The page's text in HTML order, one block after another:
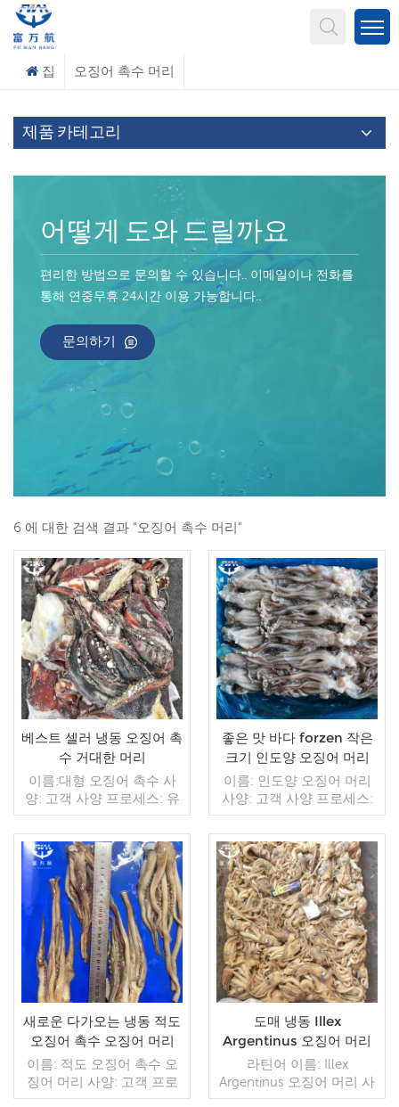
집 오징어 촉수 머리
제품 카테고리
어떻게 도와 드릴까요
편리한 방법으로 문의할 수 있습니다.. 이메일이나 전화를
통해 연중무휴 24시간 이용 가능합니다..
문의하기
6 에 대한 검색 결과 "오징어 촉수 머리"
베스트 셀러 냉동 오징어 촉
수 거대한 머리
이름:대형 오징어 촉수 사
양: 고객 사양 프로세스: 유
약: BQF 40%(맞춤형) 포장:
1kg / 가방, 10kg / 짠 가방
(맞춤형) 판매 모델: 도매/수
출 min. 주문: 20피트 컨테
이너 / 40피트 컨테이너 지
불: 보자마자 TT / С확인된
취소 불가능한 LC 배송: 입
금 확인 후 20일 이내 원산
지: 중국 브랜드: 푸 왕 행
더 읽기
좋은 맛 바다 forzen 작은
크기 인도양 오징어 머리
이름: 인도양 오징어 머리
사양: 고객 사양 프로세스:
컷 유약: BQF 40%(맞춤형)
포장: 1kg / 가방, 10kg / 짠
가방 (맞춤형) 판매 모델: 도
매/수출 최소. 주문: 20피트
컨테이너 / 40피트 컨테이
너 지불: 보자마자 TT / С확
인된 취소 불가능한 LC 배
송: 입금 확인 후 20일 이내
원산지: 중국 브랜드: 푸 왕
행
더 읽기
새로운 다가오는 냉동 적도
오징어 촉수 오징어 머리
이름: 적도 오징어 촉수 오
징어 머리 사양: 고객 프로
세스: 컷 유약: BQF 40%(맞
도매 냉동 Illex
Argentinus 오징어 머리
판매
라틴어 이름: Illex
Argentinus 오징어 머리 사
양: 고객 사양 공정: 컷 글레